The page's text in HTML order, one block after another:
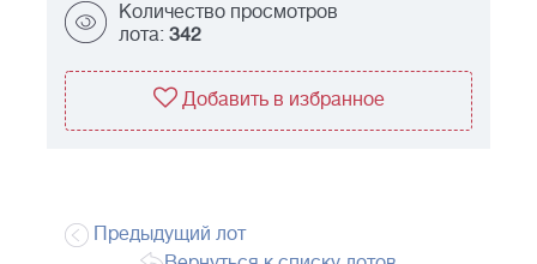
Количество просмотров
лота: 342
Добавить в избранное
Предыдущий лот